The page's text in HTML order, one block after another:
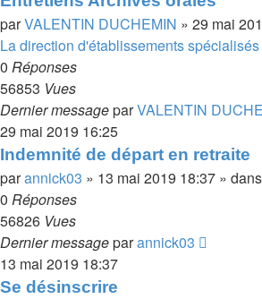
parVALENTIN DUCHEMIN » 29 mai
La direction d'établissements spécialisés
0 Réponses
56853 Vues
Dernier messageparVALENTIN
29 mai 2019 16:25
Indemnité de départ en retraite
parannick03 » 13 mai 2019 18:37 » dans
0 Réponses
56826 Vues
Dernier messageparannick03
13 mai 2019 18:37
Se désinscrire